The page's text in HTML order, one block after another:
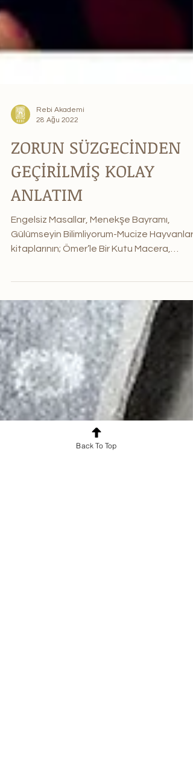
Rebi Akademi
28 Ağu 2022
ZORUN SÜZGECİNDEN
GEÇİRİLMİŞ KOLAY
ANLATIM
Engelsiz Masallar, Menekşe Bayramı,
kitaplarının; Ömer’le Bir Kutu Macera,
Kocakulak Afilli...
Back To Top